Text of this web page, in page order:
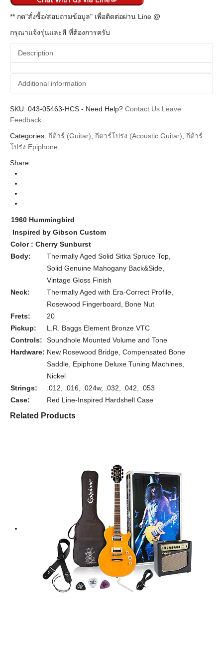
** กด"สั่งซื้อ/สอบถามข้อมูล" เพื่อติดต่อผ่าน Line @
กรุณาแจ้งรุ่นและสี ที่ต้องการครับ
Description
Additional information
Additional information
Brands
InstrumentGuitar Acoustics
Series
SKU: 043-05463-HCS - Need Help? Contact Us Leave
Feedback
Categories: กีต้าร์ (Guitar) กีตาร์โปร่ง (Acoustic Guitar) กีต้าร์
โปร่ง Epiphone
Share
1960 Hummingbird
Inspired by Gibson Custom
Color : Cherry Sunburst
Body:
Thermally Aged Solid Sitka Spruce Top,
Solid Genuine Mahogany Back&Side,
Vintage Gloss Finish
Neck:
Thermally Aged with Era-Correct Profile,
Rosewood Fingerboard, Bone Nut
Frets:
20
Pickup:
L.R. Baggs Element Bronze VTC
Controls:
Soundhole Mounted Volume and Tone
Hardware: New Rosewood Bridge, Compensated Bone
Saddle, Epiphone Deluxe Tuning Machines,
Nickel
Strings:
.012, .016, .024w, .032, .042, .053
Case:
Red Line-Inspired Hardshell Case
Related Products